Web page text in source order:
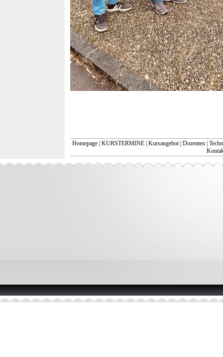
Homepage KURSTERMINE Kursangebot| Dozenten